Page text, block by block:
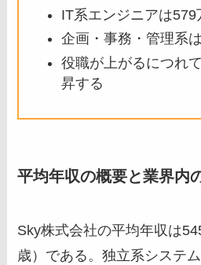
IT系エンジニアは
企画・事務・管理系
役職が上がるにつれ
昇する
平均年収の概要と業界内
Sky株式会社の平均年収は
歳）である。独立系システ